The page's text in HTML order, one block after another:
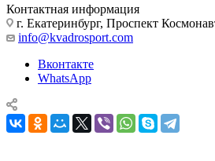
Контактная информация
г. Екатеринбург, Проспект
info@kvadrosport.com
Вконтакте
WhatsApp